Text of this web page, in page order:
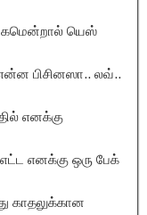
யெஸ்
பிசினஸா.. லவ்..
எனக்கு
எனக்கு ஒரு பேக்
காதலுக்கான